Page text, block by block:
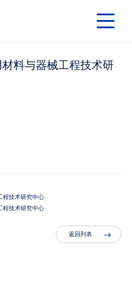
料与器械工程技术研
程技术研究中心
程技术研究中心
返回列表